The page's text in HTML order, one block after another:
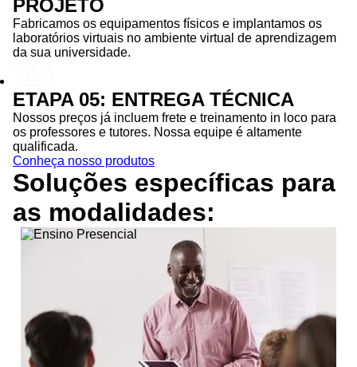
PROJETO
Fabricamos os equipamentos físicos e implantamos os
laboratórios virtuais no ambiente virtual de aprendizagem
da sua universidade.
ETAPA 05: ENTREGA TÉCNICA
Nossos preços já incluem frete e treinamento in loco para
os professores e tutores. Nossa equipe é altamente
qualificada.
Conheça nosso produtos
Soluções específicas para
as modalidades: